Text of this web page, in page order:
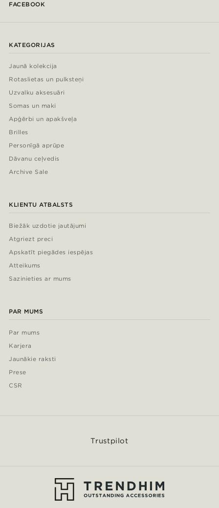
FACEBOOK
KATEGORIJAS
Jaunā kolekcija
Rotaslietas un pulksteņi
Uzvalku aksesuāri
Somas un maki
Apģērbi un apakšveļa
Brilles
Personīgā aprūpe
Dāvanu ceļvedis
Archive Sale
KLIENTU ATBALSTS
Biežāk uzdotie jautājumi
Atgriezt preci
Apskatīt piegādes iespējas
Atteikums
Sazinieties ar mums
PAR MUMS
Par mums
Karjera
Jaunākie raksti
Prese
CSR
Trustpilot